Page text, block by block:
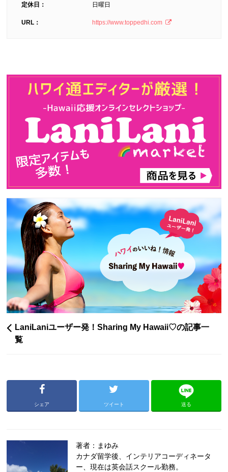
定休日： 日曜日
URL： https://www.toppedhi.com
LaniLaniユーザー発！Sharing My Hawaii♡の記事一
覧
シェア ツイート 送る
著者：まゆみ
カナダ留学後、インテリアコーディネータ
ー、現在は英会話スクール勤務。